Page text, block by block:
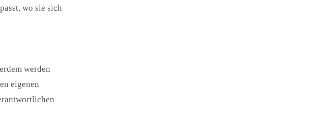
wo sie sich
werden
eigenen